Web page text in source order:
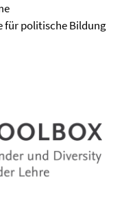
für politische Bildung